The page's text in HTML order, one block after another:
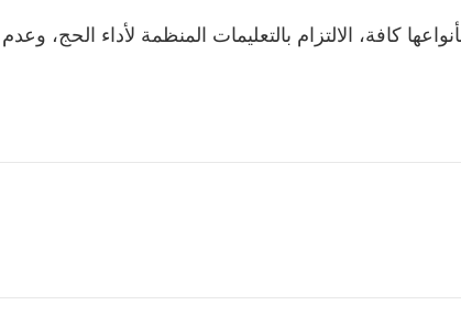
كافة، الالتزام بالتعليمات المنظمة لأداء الحج،